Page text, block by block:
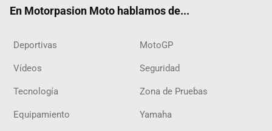
En Motorpasion Moto hablamos de...
Deportivas MotoGP
Vídeos Seguridad
Tecnología Zona de Pruebas
Equipamiento Yamaha